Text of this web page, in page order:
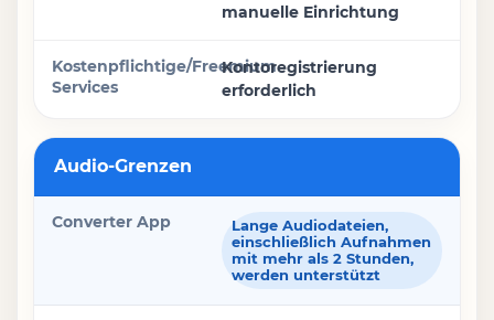
manuelle Einrichtung
Kontoregistrierung
erforderlich
Audio-Grenzen
Lange Audiodateien,
einschließlich Aufnahmen
mit mehr als 2 Stunden,
werden unterstützt